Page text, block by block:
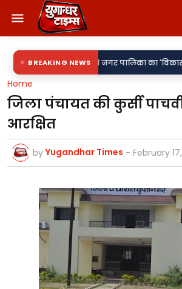
BREAKING NEWS
सवालों के घेरे में नगर पालिका का 'विकास मॉडल'•
Home
जिला पंचायत की कुर्सी
आरक्षित
by Yugandhar Times - February